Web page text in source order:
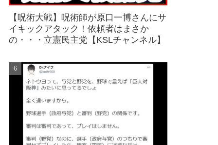
【呪術大戦】呪術師が原口一博さんにサ
イキックアタック！依頼者はまさか
の・・・立憲民主党【KSLチャンネル】